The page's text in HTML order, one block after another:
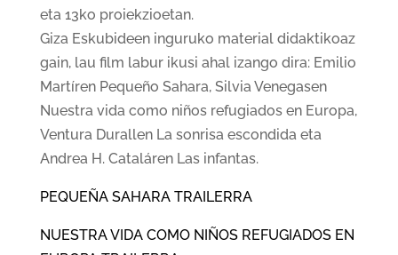
eta 13ko proiekzioetan.
Giza Eskubideen inguruko material didaktikoaz
gain, lau film labur ikusi ahal izango dira: Emilio
Martíren Pequeño Sahara, Silvia Venegasen
Nuestra vida como niños refugiados en Europa,
Ventura Durallen La sonrisa escondida eta
Andrea H. Cataláren Las infantas.
PEQUEÑA SAHARA TRAILERRA
NUESTRA VIDA COMO NIÑOS REFUGIADOS EN